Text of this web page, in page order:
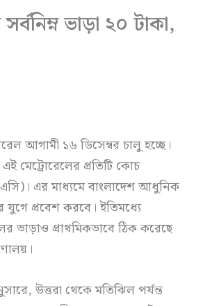
ভাড়া ২০ টাকা,
আগামী ১৬ ডিসেম্বর চালু হচ্ছে।
এই মেট্রোরেলের প্রতিটি কোচ
এর মাধ্যমে বাংলাদেশ আধুনিক
যুগে প্রবেশ করবে। ইতিমধ্যে
ভাড়াও প্রাথমিকভাবে ঠিক করেছে
উত্তরা থেকে মতিঝিল পর্যন্ত